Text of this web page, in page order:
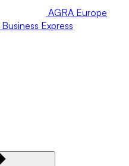
AGRA Europe
Business Express